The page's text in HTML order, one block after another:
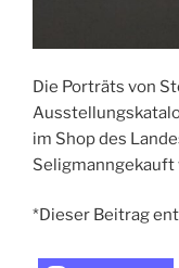
Die Porträts von
im Shop des
Seligmanngekauft
*Dieser Beitrag